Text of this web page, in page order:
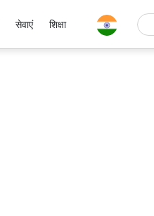
सेवाएं शिक्षा